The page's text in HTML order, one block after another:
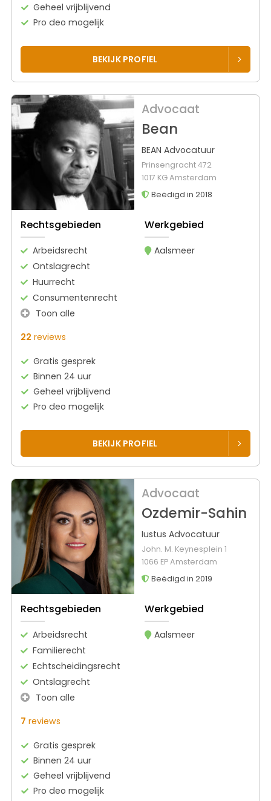
Geheel vrijblijvend
Pro deo mogelijk
BEKIJK PROFIEL
Advocaat
Bean
BEAN Advocatuur
Prinsengracht 472
1017 KG Amsterdam
Beëdigd in 2018
Rechtsgebieden
Arbeidsrecht
Ontslagrecht
Huurrecht
Consumentenrecht
Toon alle
Werkgebied
Aalsmeer
22 reviews
Gratis gesprek
Binnen 24 uur
Geheel vrijblijvend
Pro deo mogelijk
BEKIJK PROFIEL
Advocaat
Ozdemir-Sahin
Iustus Advocatuur
John. M. Keynesplein 1
1066 EP Amsterdam
Beëdigd in 2019
Rechtsgebieden
Arbeidsrecht
Familierecht
Echtscheidingsrecht
Ontslagrecht
Toon alle
Werkgebied
Aalsmeer
7 reviews
Gratis gesprek
Binnen 24 uur
Geheel vrijblijvend
Pro deo mogelijk